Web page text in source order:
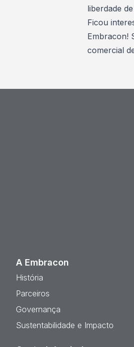
liberdade
Ficou
Embracon!
comercial
A Embracon
História
Parceiros
Governança
Sustentabilidade e Impacto